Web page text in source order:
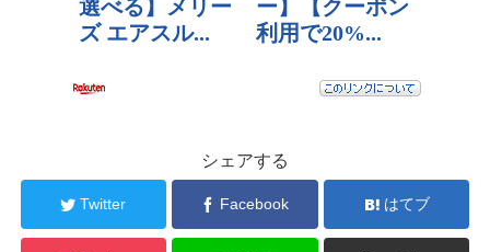
シェアする
Twitter Facebook はてブ